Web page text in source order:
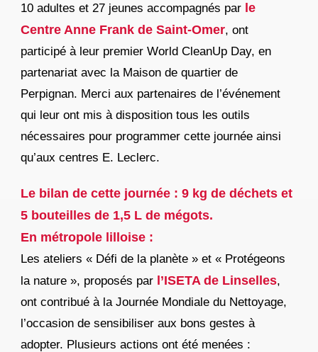
10 adultes et 27 jeunes accompagnés par le
Centre Anne Frank de Saint-Omer, ont
participé à leur premier World CleanUp Day, en
partenariat avec la Maison de quartier de
Perpignan. Merci aux partenaires de l’événement
qui leur ont mis à disposition tous les outils
nécessaires pour programmer cette journée ainsi
qu’aux centres E. Leclerc.
Le bilan de cette journée : 9 kg de déchets et
5 bouteilles de 1,5 L de mégots.
En métropole lilloise :
Les ateliers « Défi de la planète » et « Protégeons
la nature », proposés par l’ISETA de Linselles,
ont contribué à la Journée Mondiale du Nettoyage,
l’occasion de sensibiliser aux bons gestes à
adopter. Plusieurs actions ont été menées :